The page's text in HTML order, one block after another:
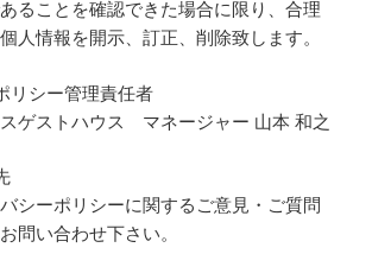
ることを確認できた場合に限り、合理
人情報を開示、訂正、削除致します。
リシー管理責任者
ゲストハウス マネージャー 山本 和之
シーポリシーに関するご意見・ご質問
問い合わせ下さい。